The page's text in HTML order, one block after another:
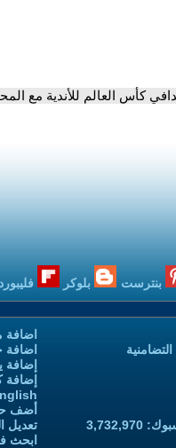
كأس العالم للأندية مع
بنترست بلوكر فليبورد
اضافة
إضافة
إضافة
أضف
تعديل
ابحث